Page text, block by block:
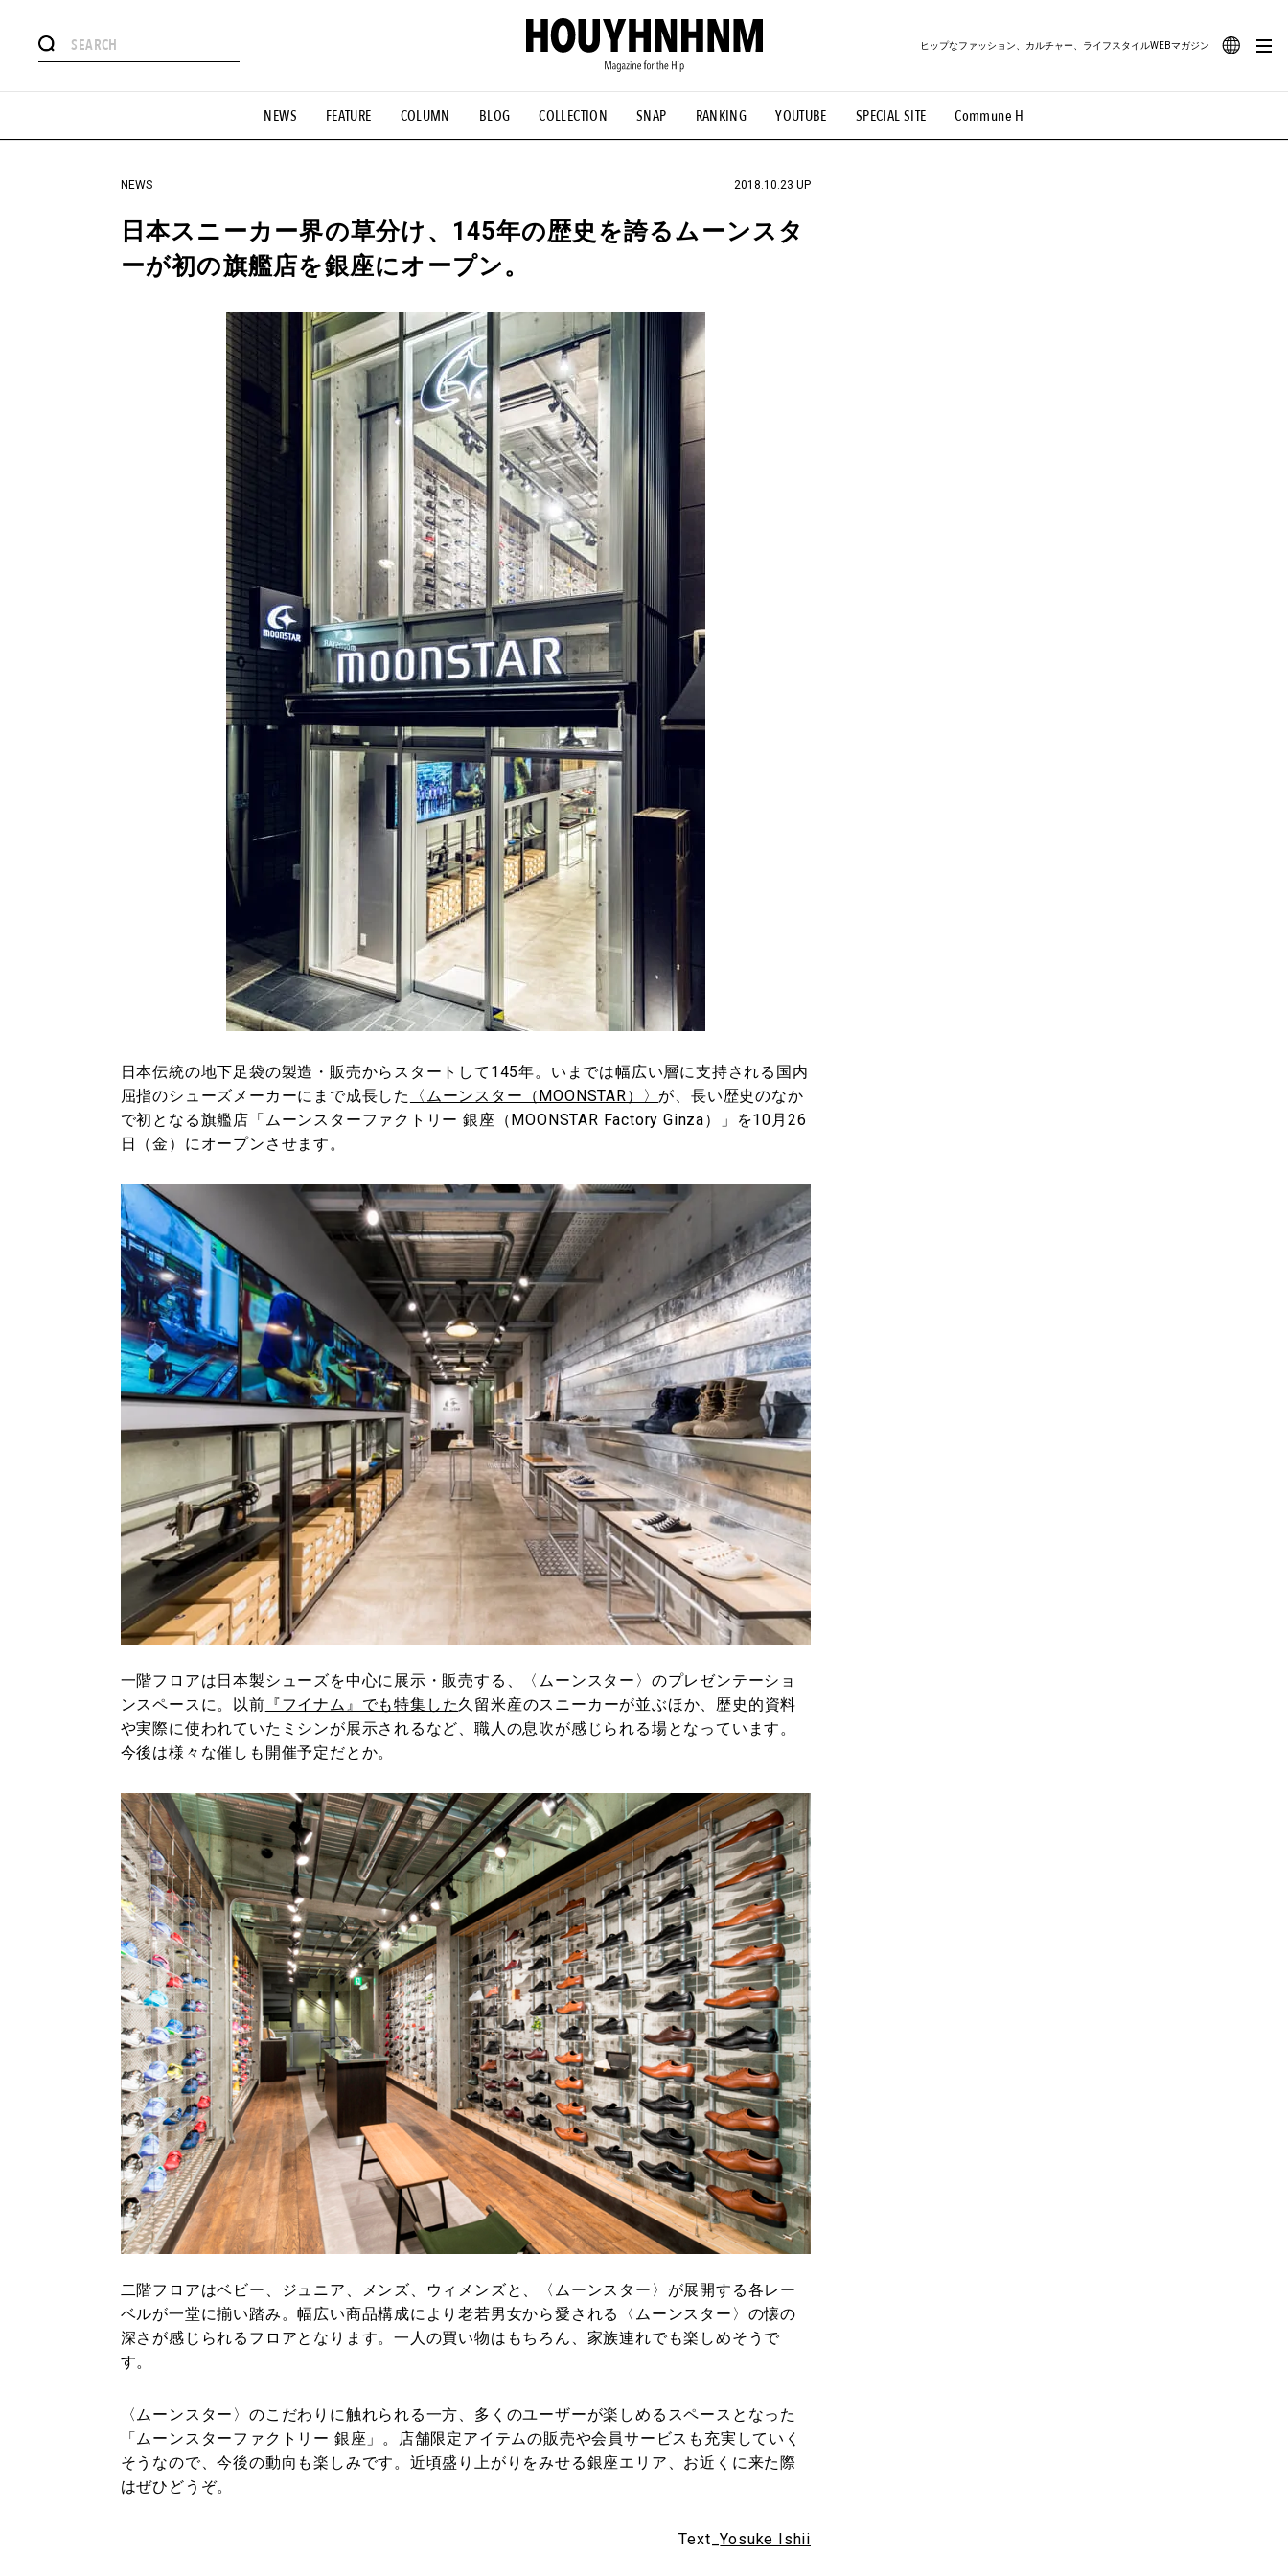
NEWS FEATURE COLUMN BLOG COLLECTION SNAP RANKING YOUTUBE SPECIAL SITE Commune H
ヒップなファッション、カルチャー、ライフスタイルWEBマガジン
#憧れの逸品 #ESSENTIAL DESIGNS #古着サミット #NEW VINTAGE #マイナーグッド図鑑 #路地裏てぃーん。 #MONTHLY JOURNAL
#GH 銘品の所以 #フイナムのYouTube #Commune H #FOCUS IT #AH.H #ととけん #FASHION #MUSIC #MOVIE #LIFESTYLE #SNEAKER #OUTDOOR
#HANDSOME HANDBOOK
NEWS 2018.10.23 UP
日本スニーカー界の草分け、145年の歴史を誇るムーンスタ
ーが初の旗艦店を銀座にオープン。
日本伝統の地下足袋の製造・販売からスタートして145年。いまでは幅広い層に支持される国内
屈指のシューズメーカーにまで成長した
〈ムーンスター（MOONSTAR）〉 が、長い歴史のなか
で初となる旗艦店「ムーンスターファクトリー 銀座（MOONSTAR Factory Ginza）」を10月26
日（金）にオープンさせます。
一階フロアは日本製シューズを中心に展示・販売する、〈ムーンスター〉のプレゼンテーショ
ンスペースに。以前 『フイナム』でも特集した久留米産のスニーカーが並ぶほか、歴史的資料
や実際に使われていたミシンが展示されるなど、職人の息吹が感じられる場となっています。
今後は様々な催しも開催予定だとか。
二階フロアはベビー、ジュニア、メンズ、ウィメンズと、〈ムーンスター〉が展開する各レー
ベルが一堂に揃い踏み。幅広い商品構成により老若男女から愛される〈ムーンスター〉の懐の
深さが感じられるフロアとなります。一人の買い物はもちろん、家族連れでも楽しめそうで
す。
〈ムーンスター〉のこだわりに触れられる一方、多くのユーザーが楽しめるスペースとなった
「ムーンスターファクトリー 銀座」。店舗限定アイテムの販売や会員サービスも充実していく
そうなので、今後の動向も楽しみです。近頃盛り上がりをみせる銀座エリア、お近くに来た際
はぜひどうぞ。
Text_Yosuke Ishii